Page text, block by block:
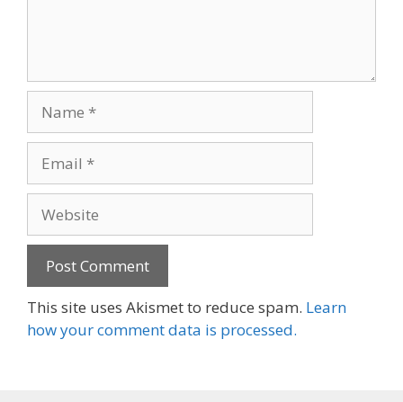
This site uses Akismet to reduce spam. Learn
how your comment data is processed.